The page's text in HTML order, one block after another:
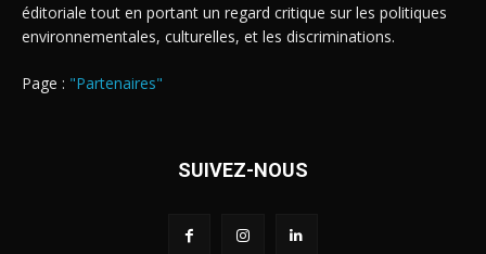
éditoriale tout en portant un regard critique sur les politiques
environnementales, culturelles, et les discriminations.
Page : "Partenaires"
SUIVEZ-NOUS